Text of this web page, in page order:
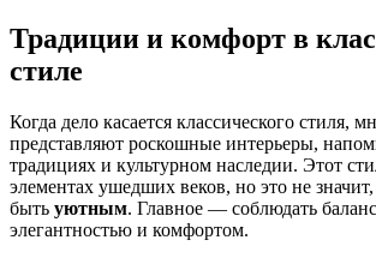
Традиции и комфорт в
стиле
Когда дело касается классического стиля,
представляют роскошные интерьеры,
традициях и культурном наследии. Этот
элементах ушедших веков, но это не
быть уютным. Главное — соблюдать
элегантностью и комфортом.